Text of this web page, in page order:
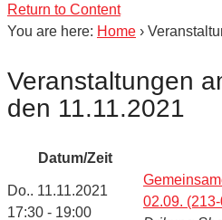
Return to Content
You are here: Home ›
Veranstaltungen
den 11.11.2021
Datum/Zeit
Do.. 11.11.2021
17:30 - 19:00
02.09.